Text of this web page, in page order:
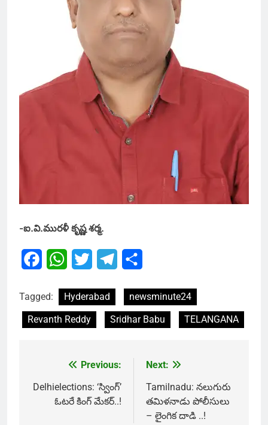
-ఐ.వి.మురళీ కృష్ణ శర్మ.
FacebookWhatsApp
Twitter Telegram
Tagged: Hyderabad
newsminute24
Revanth Reddy
Sridhar Babu TELANGANA
navigation
Previous:
Delhielections: ‘స్వింగ్’
ఓటరే కింగ్ మేకర్..!
Next:
Tamilnadu: నలుగురు
తమిళనాడు పోలీసులు
– లైంగిక దాడి ..!